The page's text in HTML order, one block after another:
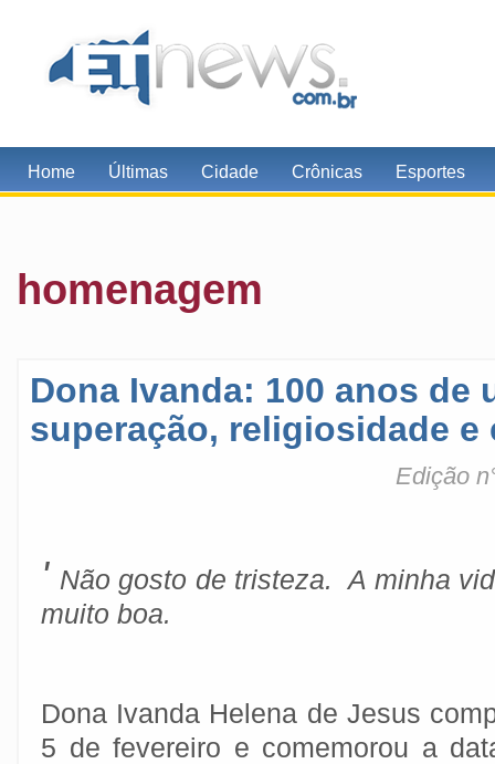
Home Últimas Cidade Crônicas Esportes
homenagem
Dona Ivanda: 100 anos de
superação, religiosidade e
Edição
' Não gosto de tristeza. A minha
muito boa.
Dona Ivanda Helena de Jesus
5 de fevereiro e comemorou a